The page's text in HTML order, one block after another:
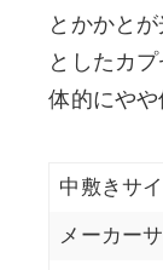
とかかと
としたカ
体的にやや
中敷きサ
メーカー